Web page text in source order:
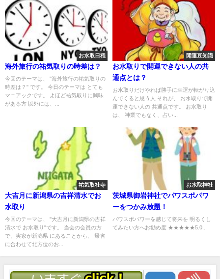
お水取日程
海外旅行の祐気取りの時差は？
今回のテーマは、 "海外旅行の祐気取りの
時差は？" です。 今日のテーマは とても
マニアックです。 よほど祐気取りに興味
がある方 以外には、...
開運豆知識
お水取りで開運できない人の共
通点とは？
お水取りだけやれば勝手に幸運が転がり込
んでくると思う人 それが、 お水取りで開
運できない人の 共通点です。 お水取り
は、 神業でもなく、占い...
祐気取社寺
大吉月に新潟県の吉祥清水でお
水取り
今回のテーマは、 "大吉月に新潟県の吉祥
清水で お水取り"です。 当会の会員の方
で、実家が新潟県 にあることから、 帰省
に合わせて北方位のお...
お水取神社
茨城県御岩神社でパワスポパワ
ーをつかみ放題！
パワスポパワーを感じて将来を 明るくし
てみたい方へお勧め度 ★★★★★5.0...